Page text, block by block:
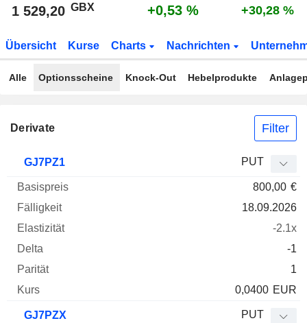
1 529,20 GBX +0,53 % +30,28 %
Übersicht Kurse Charts Nachrichten
Alle Optionsscheine Knock-Out Hebelprodukte
Derivate Filter
Delta
GJ7PZ1 PUT
800,00 €
18.09.2026
-2.1x
-1
1
0,0400 EUR
GJ7PZX PUT